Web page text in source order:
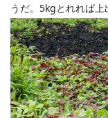
うだ。5kgとれれば上